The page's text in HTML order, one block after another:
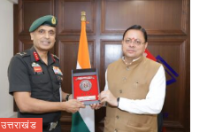
उत्तराखंड